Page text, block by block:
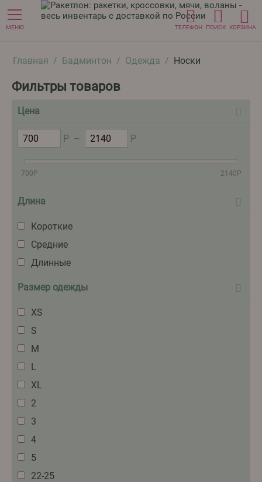
МЕНЮ ТЕЛЕФОН ПОИСК КОРЗИНА
Главная / Бадминтон / Одежда / Носки
Фильтры товаров
Цена
Р – Р
700 Р 2140 Р
Длина
Короткие
Средние
Длинные
Размер одежды
XS
S
M
L
XL
2
3
4
5
22-25